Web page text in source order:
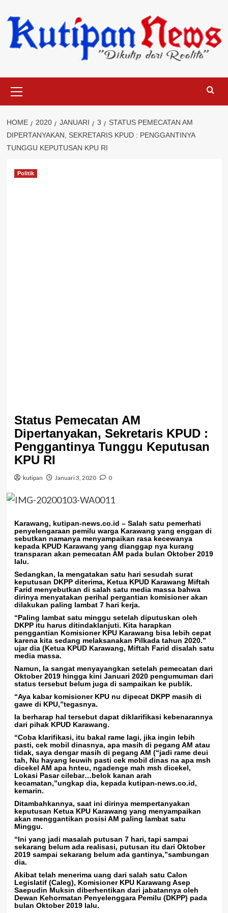
to
content
Menu
HOME 2020 JANUARI 3
STATUS PEMECATAN AM
DIPERTANYAKAN, SEKRETARIS KPUD : PENGGANTINYA
TUNGGU KEPUTUSAN KPU RI
Politik
Status Pemecatan AM
Dipertanyakan, Sekretaris KPUD :
Penggantinya Tunggu Keputusan
KPU RI
kutipan Januari 3, 2020 0
Karawang, kutipan-news.co.id – Salah satu pemerhati
penyelengaraan pemilu warga Karawang yang enggan di
sebutkan namanya menyampaikan rasa kecewanya
kepada KPUD Karawang yang dianggap nya kurang
transparan akan pemecatan AM pada bulan Oktober 2019
lalu.
Sedangkan, Ia mengatakan satu hari sesudah surat
keputusan DKPP diterima, Ketua KPUD Karawang Miftah
Farid menyebutkan di salah satu media massa bahwa
dirinya menyatakan perihal pergantian komisioner akan
dilakukan paling lambat 7 hari kerja.
“Paling lambat satu minggu setelah diputuskan oleh
DKPP itu harus ditindaklanjuti. Kita harapkan
penggantian Komisioner KPU Karawang bisa lebih cepat
karena kita sedang melaksanakan Pilkada tahun 2020.”
ujar dia (Ketua KPUD Karawang, Miftah Farid disalah satu
media massa.
Namun, Ia sangat menyayangkan setelah pemecatan dari
Oktober 2019 hingga kini Januari 2020 pengumuman dari
status tersebut belum juga di sampaikan ke publik.
“Aya kabar komisioner KPU nu dipecat DKPP masih di
gawe di KPU,”tegasnya.
Ia berharap hal tersebut dapat diklarifikasi kebenarannya
dari pihak KPUD Karawang.
“Coba klarifikasi, itu bakal rame lagi, jika ingin lebih
pasti, cek mobil dinasnya, apa masih di pegang AM atau
tidak, saya dengar masih di pegang AM (“jadi rame deui
tah, Nu hayang leuwih pasti cek mobil dinas na apa msh
dicekel AM apa hnteu, ngadenge mah msh dicekel,
Lokasi Pasar cilebar…belok kanan arah
kecamatan,”ungkap dia, kepada kutipan-news.co.id,
kemarin.
Ditambahkannya, saat ini dirinya mempertanyakan
keputusan Ketua KPU Karawang yang menyampaikan
akan menggantikan posisi AM paling lambat satu
Minggu.
“Ini yang jadi masalah putusan 7 hari, tapi sampai
sekarang belum ada realisasi, putusan itu dari Oktober
2019 sampai sekarang belum ada gantinya,”sambungan
dia.
Akibat telah menerima uang dari salah satu Calon
Legislatif (Caleg), Komisioner KPU Karawang Asep
Saepudin Muksin diberhentikan dari jabatannya oleh
Dewan Kehormatan Penyelenggara Pemilu (DKPP) pada
bulan Oktober 2019 lalu.